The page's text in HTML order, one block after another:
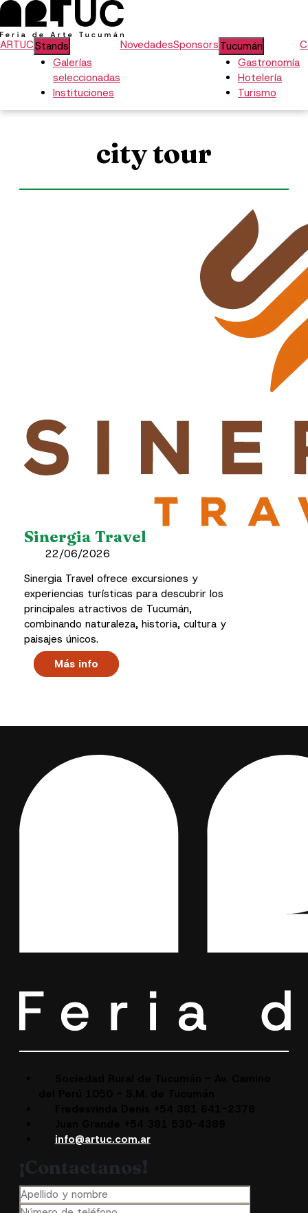
ARTUCStands
Galerías
seleccionadas
Instituciones
NovedadesSponsors Tucumán
Gastronomía
Hotelería
Turismo
city tour
Sinergia Travel
22/06/2026
Sinergia Travel ofrece excursiones y
experiencias turísticas para descubrir los
principales atractivos de Tucumán,
combinando naturaleza, historia, cultura y
paisajes únicos.
Más info
info@artuc.com.ar
¡Contactanos!